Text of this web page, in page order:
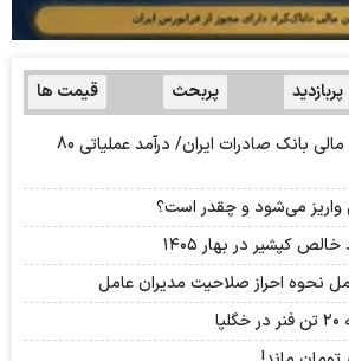
پربازدید پربحث قیمت ها
تغییر مثبت در عملکرد مالی بانک صادرات ایران/ درآمد عملیاتی 80
نحوه احراز صلاحیت مدیران عامل